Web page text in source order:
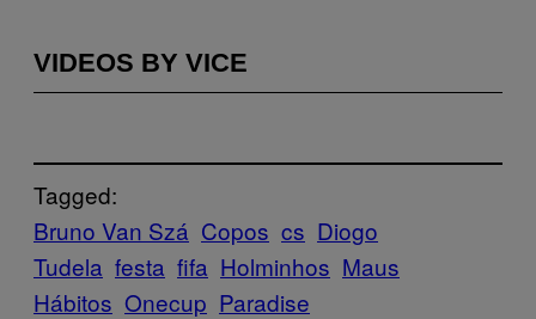
VIDEOS BY VICE
Tagged:
Bruno Van Szá Copos cs Diogo
Tudela festa fifa Holminhos Maus
Hábitos Onecup Paradise